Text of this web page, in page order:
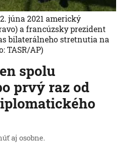
spolu
prvý raz od
aj osobne.
júna 2021 americký
a francúzsky prezident
bilaterálneho stretnutia na
TASR/AP)